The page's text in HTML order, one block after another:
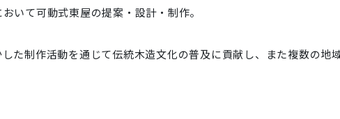
いて可動式東屋の提案・設計・制作。
た制作活動を通じて伝統木造文化の普及に貢献し、また複数の地